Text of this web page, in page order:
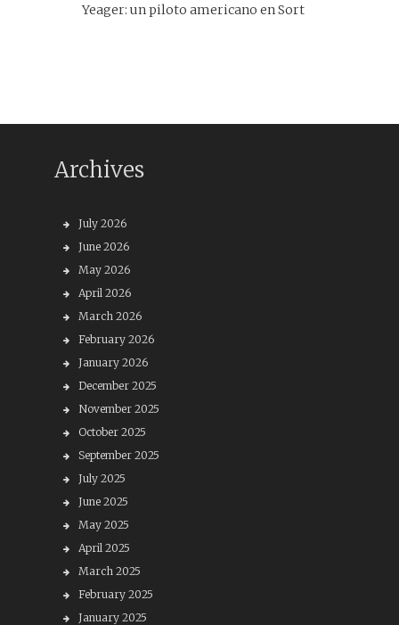
Yeager: un piloto americano en Sort
Archives
July 2026
June 2026
May 2026
April 2026
March 2026
February 2026
January 2026
December 2025
November 2025
October 2025
September 2025
July 2025
June 2025
May 2025
April 2025
March 2025
February 2025
January 2025